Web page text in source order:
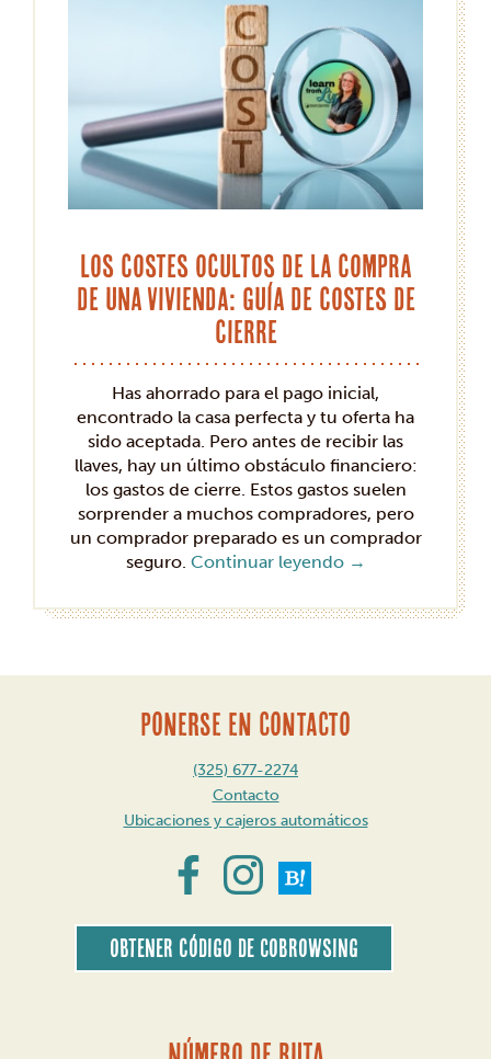
Los costes ocultos de la compra
de una vivienda: Guía de costes de
cierre
Has ahorrado para el pago inicial,
encontrado la casa perfecta y tu oferta ha
sido aceptada. Pero antes de recibir las
llaves, hay un último obstáculo financiero:
los gastos de cierre. Estos gastos suelen
sorprender a muchos compradores, pero
un comprador preparado es un comprador
seguro. Continuar leyendo →
PONERSE EN CONTACTO
(325) 677-2274
Contacto
Ubicaciones y cajeros automáticos
Obtener código de CoBrowsing